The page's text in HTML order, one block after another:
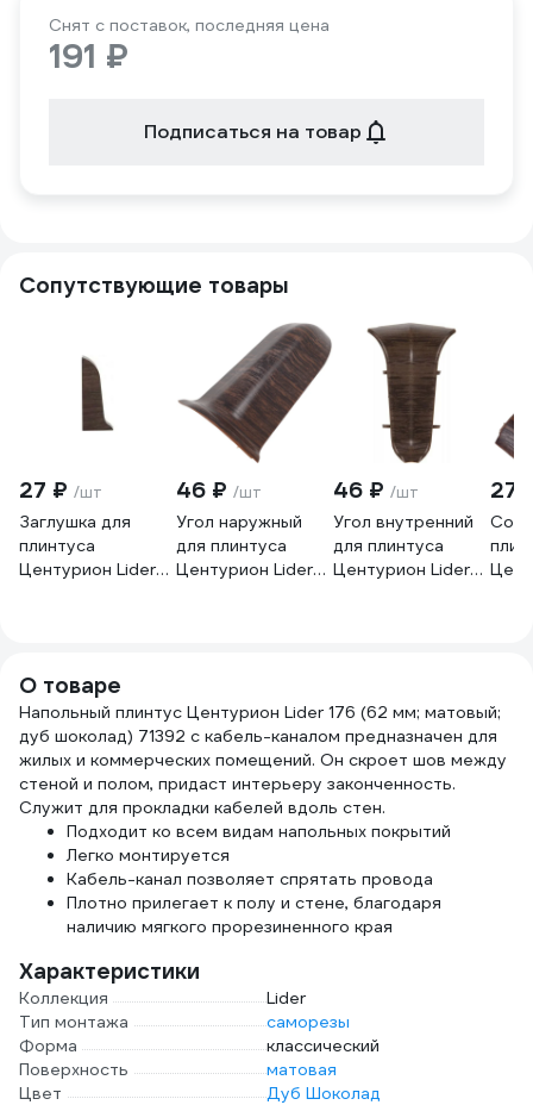
Снят с поставок, последняя цена
191 ₽
Подписаться на товар
Сопутствующие товары
27 ₽ /шт
Заглушка для
плинтуса
Центурион Lider
46 ₽ /шт
Угол наружный
для плинтуса
Центурион Lider
46 ₽ /шт
Угол внутренний
для плинтуса
Центурион Lider
27
О товаре
Напольный плинтус Центурион Lider 176 (62 мм; матовый;
дуб шоколад) 71392 с кабель-каналом предназначен для
жилых и коммерческих помещений. Он скроет шов между
стеной и полом, придаст интерьеру законченность.
Служит для прокладки кабелей вдоль стен.
Подходит ко всем видам напольных покрытий
Легко монтируется
Кабель-канал позволяет спрятать провода
Плотно прилегает к полу и стене, благодаря
наличию мягкого прорезиненного края
Характеристики
Коллекция
Lider
Тип монтажа
саморезы
Форма
классический
Поверхность
матовая
Цвет
Дуб Шоколад